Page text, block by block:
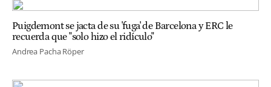
Puigdemont se jacta de su 'fuga' de Barcelona y ERC le
recuerda que "solo hizo el ridículo"
Andrea Pacha Röper